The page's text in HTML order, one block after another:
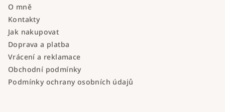
O mně
Kontakty
Jak nakupovat
Doprava a platba
Vrácení a reklamace
Obchodní podmínky
Podmínky ochrany osobních údajů